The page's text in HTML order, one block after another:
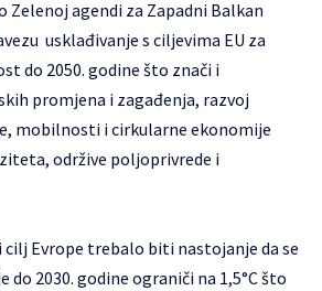
Zelenoj agendi za Zapadni Balkan
usklađivanje s ciljevima EU za
do 2050. godine što znači i
promjena i zagađenja, razvoj
mobilnosti i cirkularne ekonomije
održive poljoprivrede i
cilj Evrope trebalo biti nastojanje da se
2030. godine ograniči na 1,5°C što